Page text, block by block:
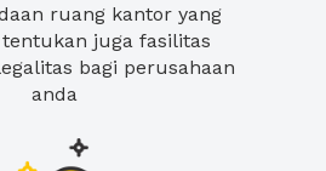
ruang kantor yang
juga fasilitas
bagi perusahaan
anda